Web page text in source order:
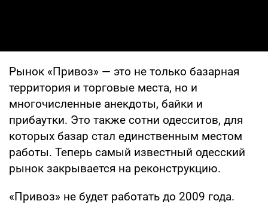
Рынок «Привоз» — это не только базарная
территория и торговые места, но и
многочисленные анекдоты, байки и
прибаутки. Это также сотни одесситов, для
которых базар стал единственным местом
работы. Теперь самый известный одесский
рынок закрывается на реконструкцию.
«Привоз» не будет работать до 2009 года.